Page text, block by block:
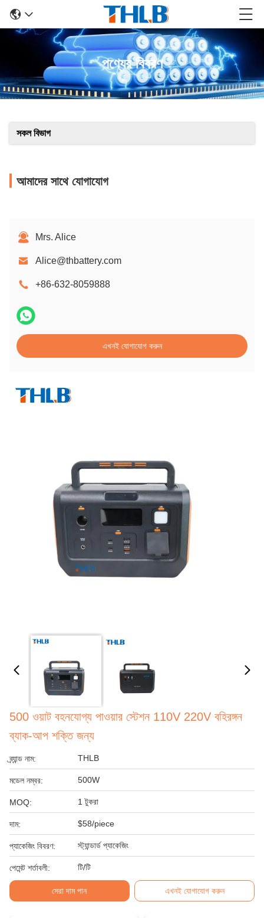
পণ্যের বিবরণ
সকল বিভাগ
আমাদের সাথে যোগাযোগ
Mrs. Alice
Alice@thbattery.com
+86-632-8059888
এখনই যোগাযোগ করুন
500 ওয়াট বহনযোগ্য পাওয়ার স্টেশন 110V 220V বহিরঙ্গন
ব্যাক-আপ শক্তি জন্য
ব্র্যান্ড নাম: THLB
মডেল নম্বর: 500W
MOQ: 1 টুকরা
দাম: $58/piece
প্যাকেজিং বিবরণ: স্ট্যান্ডার্ড প্যাকেজিং
পেমেন্ট শর্তাবলী: টি/টি
সেরা দাম পান এখনই যোগাযোগ করুন